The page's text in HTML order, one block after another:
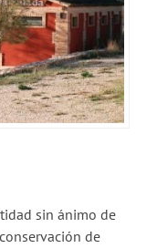
sin ánimo de
de